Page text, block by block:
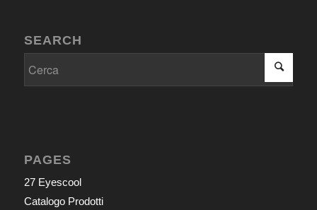
SEARCH
PAGES
27 Eyescool
Catalogo Prodotti